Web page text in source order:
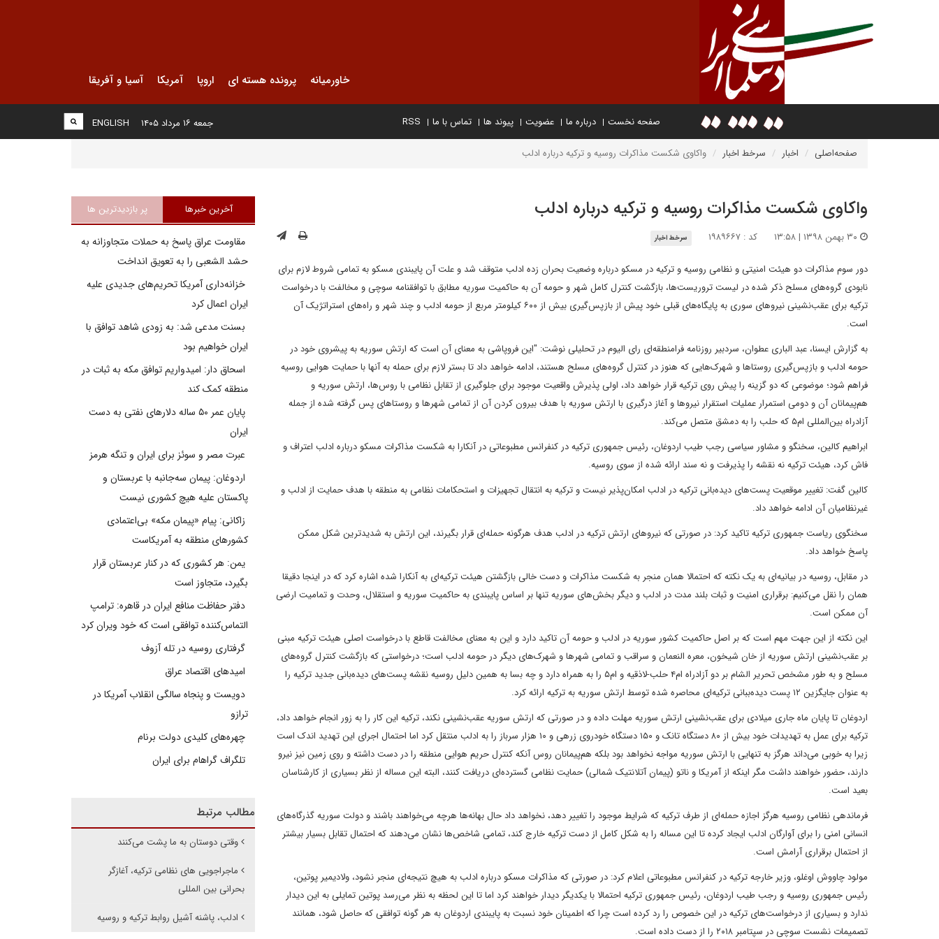
خاورمیانه پرونده هسته ای اروپا آمریکا آسیا و آفریقا
صفحه نخست درباره ما عضویت پیوند ها تماس با ما RSS
ENGLISH جمعه ۱۶ مرداد ۱۴۰۵
صفحه‌اصلی اخبار سرخط اخبار واکاوی شکست مذاکرات روسیه و ترکیه درباره ادلب
واکاوی شکست مذاکرات روسیه و ترکیه درباره ادلب
کد : ۱۹۸۹۶۶۷ سرخط اخبار
دور سوم مذاکرات دو هیئت امنیتی و نظامی روسیه و ترکیه در مسکو درباره وضعیت بحران زده ادلب متوقف شد و علت آن پایبندی مسکو به تمامی شروط لازم برای
نابودی گروه‌های مسلح ذکر شده در لیست تروریست‌ها، بازگشت کنترل کامل شهر و حومه آن به حاکمیت سوریه مطابق با توافقنامه سوچی و مخالفت با درخواست
ترکیه برای عقب‌نشینی نیروهای سوری به پایگاه‌های قبلی خود پیش از بازپس‌گیری بیش از ۶۰۰ کیلومتر مربع از حومه ادلب و چند شهر و راه‌های استراتژیک آن
است.
به گزارش ایسنا، عبد الباری عطوان، سردبیر روزنامه فرامنطقه‌ای رای الیوم در تحلیلی نوشت: "این فروپاشی به معنای آن است که ارتش سوریه به پیشروی خود در
حومه ادلب و بازپس‌گیری روستاها و شهرک‌هایی که هنوز در کنترل گروه‌های مسلح هستند، ادامه خواهد داد تا بستر لازم برای حمله به آنها با حمایت هوایی روسیه
فراهم شود؛ موضوعی که دو گزینه را پیش روی ترکیه قرار خواهد داد، اولی پذیرش واقعیت موجود برای جلوگیری از تقابل نظامی با روس‌ها، ارتش سوریه و
هم‌پیمانان آن و دومی استمرار عملیات استقرار نیروها و آغاز درگیری با ارتش سوریه با هدف بیرون کردن آن از تمامی شهرها و روستاهای پس گرفته شده از جمله
آزادراه بین‌المللی ام۵ که حلب را به دمشق متصل می‌کند.
ابراهیم کالین، سخنگو و مشاور سیاسی رجب طیب اردوغان، رئیس جمهوری ترکیه در کنفرانس مطبوعاتی در آنکارا به شکست مذاکرات مسکو درباره ادلب اعتراف و
فاش کرد، هیئت ترکیه نه نقشه را پذیرفت و نه سند ارائه شده از سوی روسیه.
کالین گفت: تغییر موقعیت پست‌های دیده‌بانی ترکیه در ادلب امکان‌پذیر نیست و ترکیه به انتقال تجهیزات و استحکامات نظامی به منطقه با هدف حمایت از ادلب و
غیرنظامیان آن ادامه خواهد داد.
سخنگوی ریاست جمهوری ترکیه تاکید کرد: در صورتی که نیروهای ارتش ترکیه در ادلب هدف هرگونه حمله‌ای قرار بگیرند، این ارتش به شدیدترین شکل ممکن
پاسخ خواهد داد.
در مقابل، روسیه در بیانیه‌ای به یک نکته که احتمالا همان منجر به شکست مذاکرات و دست خالی بازگشتن هیئت ترکیه‌ای به آنکارا شده اشاره کرد که در اینجا دقیقا
همان را نقل می‌کنیم: برقراری امنیت و ثبات بلند مدت در ادلب و دیگر بخش‌های سوریه تنها بر اساس پایبندی به حاکمیت سوریه و استقلال، وحدت و تمامیت ارضی
آن ممکن است.
این نکته از این جهت مهم است که بر اصل حاکمیت کشور سوریه در ادلب و حومه آن تاکید دارد و این به معنای مخالفت قاطع با درخواست اصلی هیئت ترکیه مبنی
بر عقب‌نشینی ارتش سوریه از خان شیخون، معره النعمان و سراقب و تمامی شهرها و شهرک‌های دیگر در حومه ادلب است؛ درخواستی که بازگشت کنترل گروه‌های
مسلح و به طور مشخص تحریر الشام بر دو آزادراه ام۴ حلب-لاذقیه و ام۵ را به همراه دارد و چه بسا به همین دلیل روسیه نقشه پست‌های دیده‌بانی جدید ترکیه را
به عنوان جایگزین ۱۲ پست دیده‌ببانی ترکیه‌ای محاصره شده توسط ارتش سوریه به ترکیه ارائه کرد.
اردوغان تا پایان ماه جاری میلادی برای عقب‌نشینی ارتش سوریه مهلت داده و در صورتی که ارتش سوریه عقب‌نشینی نکند، ترکیه این کار را به زور انجام خواهد داد،
ترکیه برای عمل به تهدیدات خود بیش از ۸۰ دستگاه تانک و ۱۵۰ دستگاه خودروی زرهی و ۱۰ هزار سرباز را به ادلب منتقل کرد اما احتمال اجرای این تهدید اندک است
زیرا به خوبی می‌داند هرگز به تنهایی با ارتش سوریه مواجه نخواهد بود بلکه هم‌پیمانان روس آنکه کنترل حریم هوایی منطقه را در دست داشته و روی زمین نیز نیرو
دارند، حضور خواهند داشت مگر اینکه از آمریکا و ناتو (پیمان آتلانتیک شمالی) حمایت نظامی گسترده‌ای دریافت کنند، البته این مساله از نظر بسیاری از کارشناسان
بعید است.
فرماندهی نظامی روسیه هرگز اجازه حمله‌ای از طرف ترکیه که شرایط موجود را تغییر دهد، نخواهد داد حال بهانه‌ها هرچه می‌خواهند باشند و دولت سوریه گذرگاه‌های
انسانی امنی را برای آوارگان ادلب ایجاد کرده تا این مساله را به شکل کامل از دست ترکیه خارج کند، تمامی شاخص‌ها نشان می‌دهند که احتمال تقابل بسیار بیشتر
از احتمال برقراری آرامش است.
مولود چاووش اوغلو، وزیر خارجه ترکیه در کنفرانس مطبوعاتی اعلام کرد: در صورتی که مذاکرات مسکو درباره ادلب به هیچ نتیجه‌ای منجر نشود، ولادیمیر پوتین،
رئیس جمهوری روسیه و رجب طیب اردوغان، رئیس جمهوری ترکیه احتمالا با یکدیگر دیدار خواهند کرد اما تا این لحظه به نظر می‌رسد پوتین تمایلی به این دیدار
ندارد و بسیاری از درخواست‌های ترکیه در این خصوص را رد کرده است چرا که اطمینان خود نسبت به پایبندی اردوغان به هر گونه توافقی که حاصل شود، همانند
تصمیمات نشست سوچی در سپتامبر ۲۰۱۸ را از دست داده است.
آخرین خبرها پر بازدیدترین ها
مقاومت عراق پاسخ به حملات متجاوزانه به
حشد الشعبی را به تعویق انداخت
خزانه‌داری آمریکا تحریم‌های جدیدی علیه
ایران اعمال کرد
بسنت مدعی شد: به زودی شاهد توافق با
ایران خواهیم بود
اسحاق دار: امیدواریم توافق مکه به ثبات در
منطقه کمک کند
پایان عمر ۵۰ ساله دلارهای نفتی به دست
ایران
عبرت مصر و سوئز برای ایران و تنگه هرمز
اردوغان: پیمان سه‌جانبه با عربستان و
پاکستان علیه هیچ کشوری نیست
زاکانی: پیام «پیمان مکه» بی‌اعتمادی
کشورهای منطقه به آمریکاست
یمن: هر کشوری که در کنار عربستان قرار
بگیرد، متجاوز است
دفتر حفاظت منافع ایران در قاهره: ترامپ
التماس‌کننده توافقی است که خود ویران کرد
گرفتاری روسیه در تله آزوف
امیدهای اقتصاد عراق
دویست و پنجاه سالگی انقلاب آمریکا در
ترازو
چهره‌های کلیدی دولت برنام
تلگراف گراهام برای ایران
مطالب مرتبط
وقتی دوستان به ما پشت می‌کنند
ماجراجویی های نظامی ترکیه، آغازگر
بحرانی بین المللی
ادلب، پاشنه آشیل روابط ترکیه و روسیه